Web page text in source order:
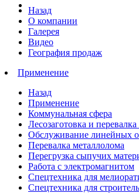
Назад
О компании
Галерея
Видео
География продаж
Применение
Назад
Применение
Коммунальная сфера
Лесозаготовка и перевалка
Обслуживание линейных
Перевалка металлолома
Перегрузка сыпучих
Работа с электромагнитом
Спецтехника для
Спецтехника для